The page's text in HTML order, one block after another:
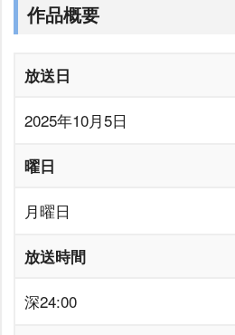
作品概要
放送日
2025年10月5日
曜日
月曜日
放送時間
深24:00